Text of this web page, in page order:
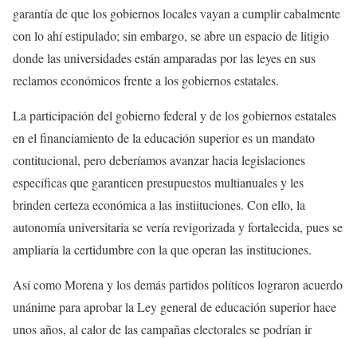
garantía de que los gobiernos locales vayan a cumplir cabalmente
con lo ahí estipulado; sin embargo, se abre un espacio de litigio
donde las universidades están amparadas por las leyes en sus
reclamos económicos frente a los gobiernos estatales.
La participación del gobierno federal y de los gobiernos estatales
en el financiamiento de la educación superior es un mandato
contitucional, pero deberíamos avanzar hacia legislaciones
específicas que garanticen presupuestos multianuales y les
brinden certeza económica a las instiituciones. Con ello, la
autonomía universitaria se vería revigorizada y fortalecida, pues se
ampliaría la certidumbre con la que operan las instituciones.
Así como Morena y los demás partidos políticos lograron acuerdo
unánime para aprobar la Ley general de educación superior hace
unos años, al calor de las campañas electorales se podrían ir